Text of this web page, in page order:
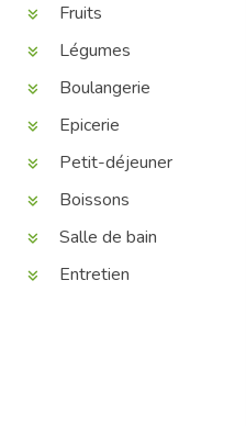
Fruits
Légumes
Boulangerie
Epicerie
Petit-déjeuner
Boissons
Salle de bain
Entretien